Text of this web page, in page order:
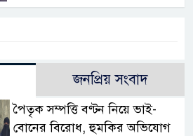
জনপ্রিয় সংবাদ
পৈতৃক সম্পত্তি বণ্টন নিয়ে ভাই-
বোনের বিরোধ, হুমকির অভিযোগ